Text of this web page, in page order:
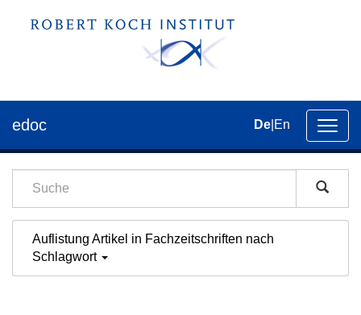
der
edoc De En
Auflistung Artikel in Fachzeitschriften nach
Schlagwort